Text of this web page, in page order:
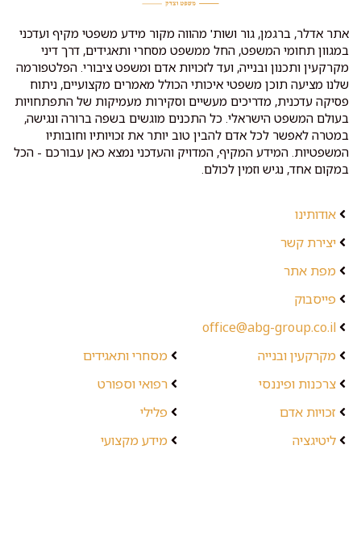
אתר אדלר, ברגמן, גור ושות' מהווה מקור מידע משפטי מקיף ועדכני
במגוון תחומי המשפט, החל ממשפט מסחרי ותאגידים, דרך דיני
מקרקעין ותכנון ובנייה, ועד לזכויות אדם ומשפט ציבורי. הפלטפורמה
שלנו מציעה תוכן משפטי איכותי הכולל מאמרים מקצועיים, ניתוח
פסיקה עדכנית, מדריכים מעשיים וסקירות מעמיקות של התפתחויות
בעולם המשפט הישראלי. כל התכנים מוגשים בשפה ברורה ונגישה,
במטרה לאפשר לכל אדם להבין טוב יותר את זכויותיו וחובותיו
המשפטיות. המידע המקיף, המדויק והעדכני נמצא כאן עבורכם - הכל
במקום אחד, נגיש וזמין לכולם.
אודותינו
יצירת קשר
מפת אתר
פייסבוק
office@abg-group.co.il
מקרקעין ובנייה
צרכנות ופיננסי
זכויות אדם
ליטיגציה
מסחרי ותאגידים
רפואי וספורט
פלילי
מידע מקצועי